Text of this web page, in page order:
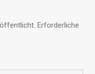
Erforderliche